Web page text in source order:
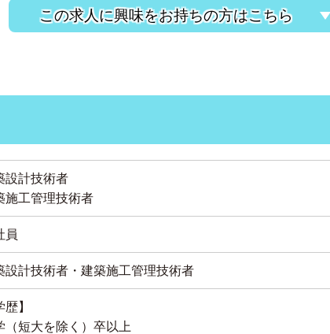
この求人に興味をお持ちの方はこちら
設計技術者
施工管理技術者
員
設計技術者・建築施工管理技術者
歴】
（短大を除く）卒以上